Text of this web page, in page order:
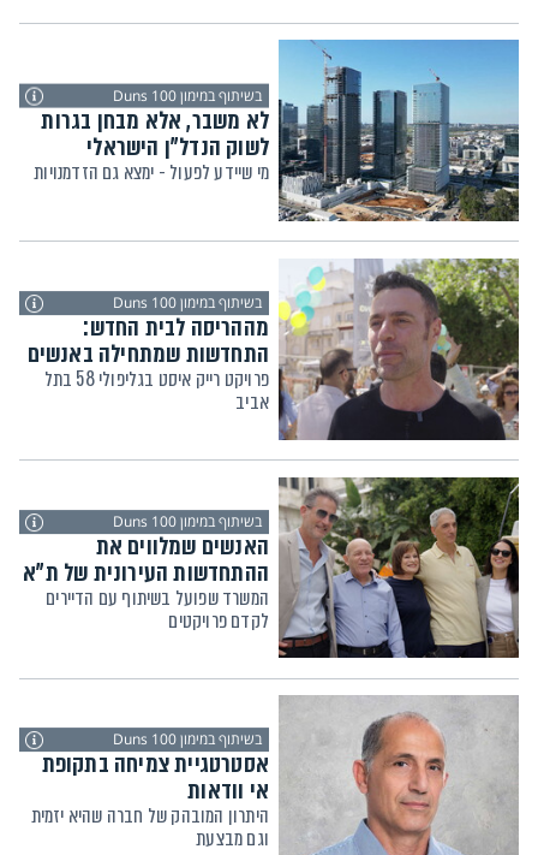
בשיתוף במימון Duns 100
לא משבר, אלא מבחן בגרות
לשוק הנדל"ן הישראלי
מי שיידע לפעול - ימצא גם הזדמנויות
בשיתוף במימון Duns 100
מההריסה לבית החדש:
התחדשות שמתחילה באנשים
פרויקט רייק איסט בגליפולי 58 בתל
אביב
בשיתוף במימון Duns 100
האנשים שמלווים את
ההתחדשות העירונית של ת"א
המשרד שפועל בשיתוף עם הדיירים
לקדם פרויקטים
בשיתוף במימון Duns 100
אסטרטגיית צמיחה בתקופת
אי וודאות
היתרון המובהק של חברה שהיא יזמית
וגם מבצעת